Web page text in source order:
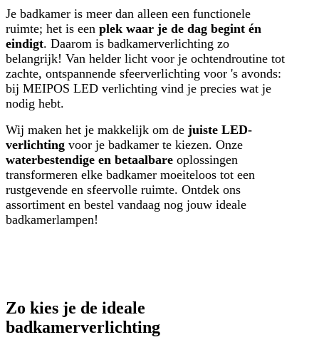
Je badkamer is meer dan alleen een functionele
ruimte; het is een plek waar je de dag begint én
eindigt. Daarom is badkamerverlichting zo
belangrijk! Van helder licht voor je ochtendroutine tot
zachte, ontspannende sfeerverlichting voor 's avonds:
bij MEIPOS LED verlichting vind je precies wat je
nodig hebt.
Wij maken het je makkelijk om de juiste LED-
verlichting voor je badkamer te kiezen. Onze
waterbestendige en betaalbare oplossingen
transformeren elke badkamer moeiteloos tot een
rustgevende en sfeervolle ruimte. Ontdek ons
assortiment en bestel vandaag nog jouw ideale
badkamerlampen!
Zo kies je de ideale
badkamerverlichting